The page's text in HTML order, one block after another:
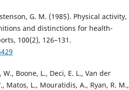
G. M. (1985). Physical activity,
and distinctions for health-
100(2), 126–131.
Boone, L., Deci, E. L., Van der
Matos, L., Mouratidis, A., Ryan, R. M.,